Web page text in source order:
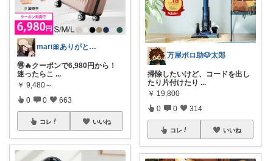
mari🎀ありがとうです🥹
🉐🔥クーポンで6,980円から！
迷ったらこ ...
￥ 9,480～
0 0 663
コレ いいね
万屋ポロ助🐶太郎
掃除したいけど、コードを出し
たり片付けたり ...
￥ 19,800
0 0 314
コレ いいね